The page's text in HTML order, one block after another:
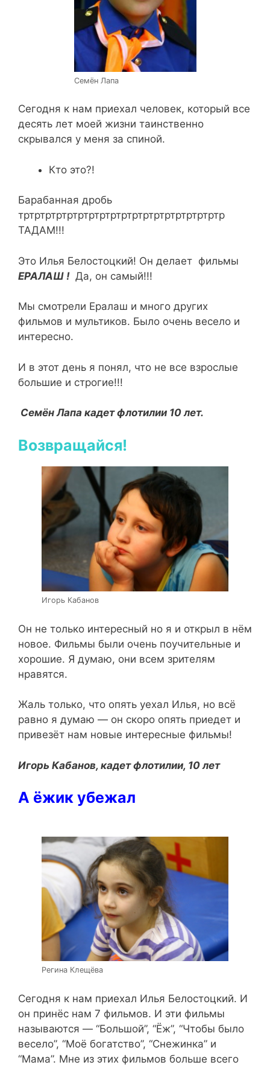
Семён Лапа
Сегодня к нам приехал человек, который все
десять лет моей жизни таинственно
скрывался у меня за спиной.
Кто это?!
Барабанная дробь
тртртртртртртртртртртртртртртртртртртр
ТАДАМ!!!
Это Илья Белостоцкий! Он делает фильмы
ЕРАЛАШ ! Да, он самый!!!
Мы смотрели Ералаш и много других
фильмов и мультиков. Было очень весело и
интересно.
И в этот день я понял, что не все взрослые
большие и строгие!!!
Семён Лапа кадет флотилии 10 лет.
Возвращайся!
Игорь Кабанов
Он не только интересный но я и открыл в нём
новое. Фильмы были очень поучительные и
хорошие. Я думаю, они всем зрителям
нравятся.
Жаль только, что опять уехал Илья, но всё
равно я думаю — он скоро опять приедет и
привезёт нам новые интересные фильмы!
Игорь Кабанов, кадет флотилии, 10 лет
А ёжик убежал
Регина Клещёва
Сегодня к нам приехал Илья Белостоцкий. И
он принёс нам 7 фильмов. И эти фильмы
называются — “Большой”, “Ёж”, “Чтобы было
весело”, “Моё богатство”, “Снежинка” и
“Мама”. Мне из этих фильмов больше всего